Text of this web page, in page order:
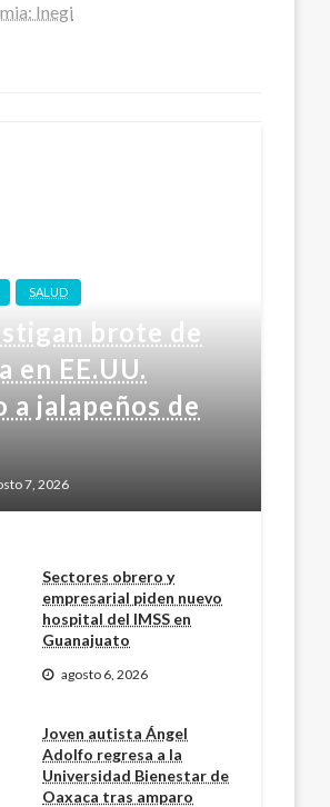
Inegi
SALUD
brote de
en EE.UU.
a jalapeños de
7, 2026
Sectores obrero y
empresarial piden nuevo
hospital del IMSS en
Guanajuato
agosto 6, 2026
Joven autista Ángel
Adolfo regresa a la
Universidad Bienestar de
Oaxaca tras amparo